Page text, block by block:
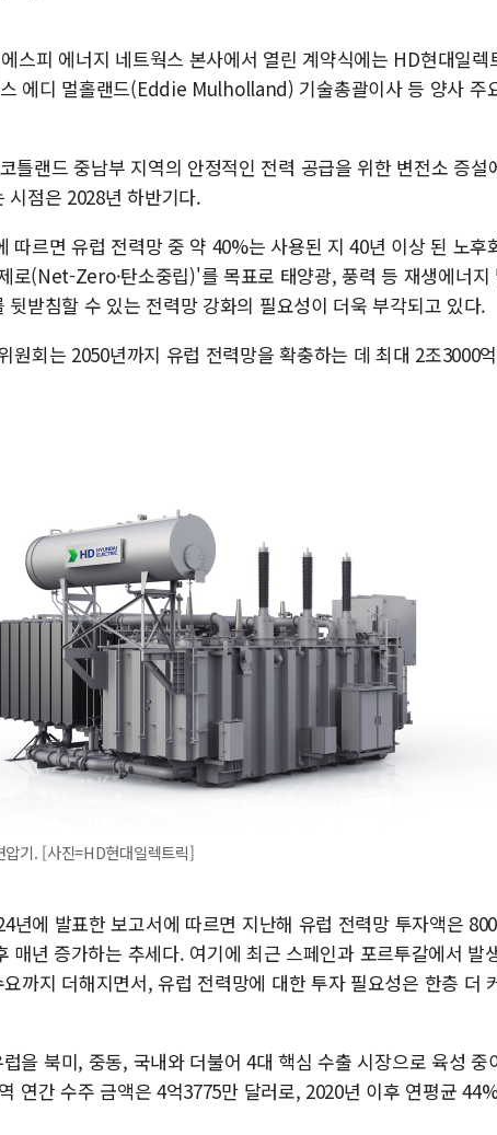
스피 에너지 네트웍스 본사에서 열린 계약식에는 HD현대일렉
에디 멀홀랜드(Eddie Mulholland) 기술총괄이사 등 양사 주
틀랜드 중남부 지역의 안정적인 전력 공급을 위한 변전소 증설
시점은 2028년 하반기다.
따르면 유럽 전력망 중 약 40%는 사용된 지 40년 이상 된 노후
로(Net-Zero·탄소중립)'를 목표로 태양광, 풍력 등 재생에너지
뒷받침할 수 있는 전력망 강화의 필요성이 더욱 부각되고 있다.
원회는 2050년까지 유럽 전력망을 확충하는 데 최대 2조3000
기. [사진=HD현대일렉트릭]
년에 발표한 보고서에 따르면 지난해 유럽 전력망 투자액은
매년 증가하는 추세다. 여기에 최근 스페인과 포르투갈에서 발
까지 더해지면서, 유럽 전력망에 대한 투자 필요성은 한층 더
을 북미, 중동, 국내와 더불어 4대 핵심 수출 시장으로 육성 중
연간 수주 금액은 4억3775만 달러로, 2020년 이후 연평균